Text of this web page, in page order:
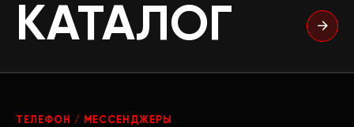
КАТАЛОГ
ТЕЛЕФОН / МЕССЕНДЖЕРЫ